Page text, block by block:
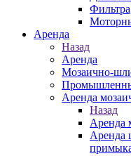
Аренда
Назад
Аренда
Мозаично-
Аренда
Назад
Аренда
Аренда